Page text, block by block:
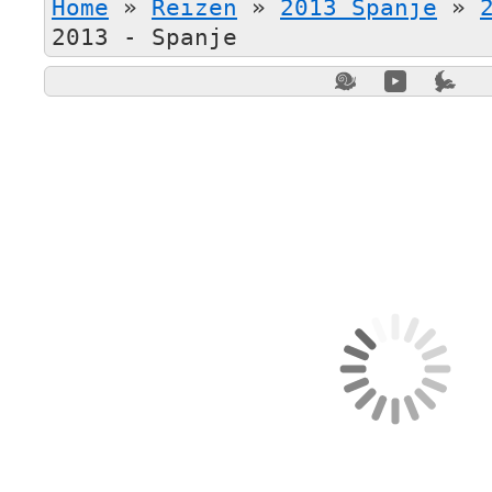
Home » Reizen » 2013 Spanje »
2013 - Spanje